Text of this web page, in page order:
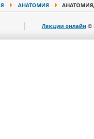
АНАТОМИЯ
Лекции онлайн ©